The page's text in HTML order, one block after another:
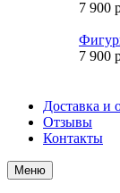
7 900
7 900
Доставка и
Отзывы
Контакты
Меню